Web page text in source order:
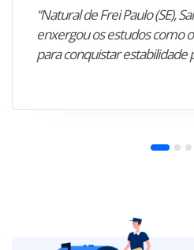
“Natural de Frei Paulo (SE),
enxergou os estudos como
para conquistar estabilidade